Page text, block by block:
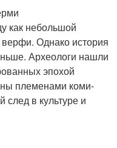
как небольшой
Однако история
Археологи нашли
эпохой
племенами коми-
след в культуре и